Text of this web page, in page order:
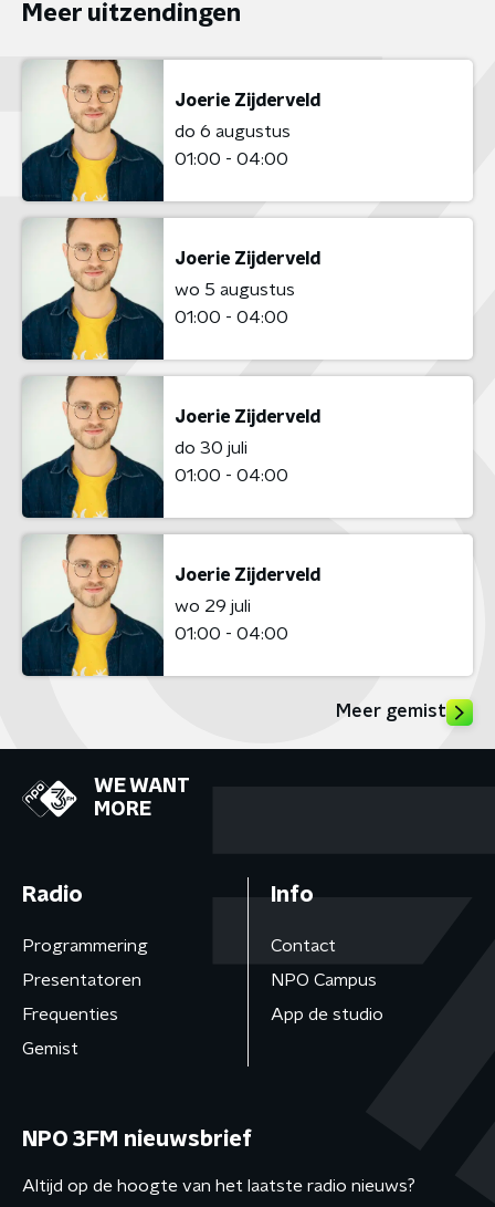
Meer uitzendingen
Joerie Zijderveld
do 6 augustus
01:00 - 04:00
Joerie Zijderveld
wo 5 augustus
01:00 - 04:00
Joerie Zijderveld
do 30 juli
01:00 - 04:00
Joerie Zijderveld
wo 29 juli
01:00 - 04:00
Meer gemist
WE WANT
MORE
Radio
Programmering
Presentatoren
Frequenties
Gemist
Info
Contact
NPO Campus
App de studio
NPO 3FM nieuwsbrief
Altijd op de hoogte van het laatste radio nieuws?